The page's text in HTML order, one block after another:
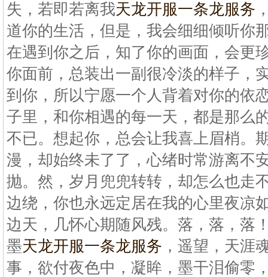
失，若即若离我天龙开服一条龙服务
道你的生活，但是，我会细细倾听你
在遇到你之后，知了你的画面，会更
你面前，总装出一副很冷淡的样子，
到你，所以宁愿一个人背着对你的依
子里，和你相遇的每一天，都是那么
不已。想起你，总会让我喜上眉梢。
漫，却始终未了了，心绪时常游离不
抛。然，岁月兜兜转转，却怎么也走
边绕，你也永远定居在我的心里夜凉
边天，几怀心期随风残。落，落，落
墨天龙开服一条龙服务 ，遥望，天涯
事，欲付夜色中，凝眸，墨干泪偷零